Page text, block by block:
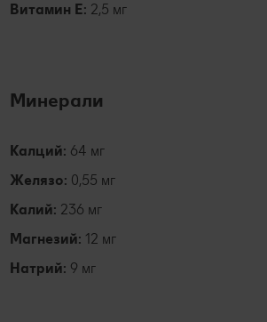
Витамин E: 2,5 мг
Минерали
Калций: 64 мг
Желязо: 0,55 мг
Калий: 236 мг
Магнезий: 12 мг
Натрий: 9 мг